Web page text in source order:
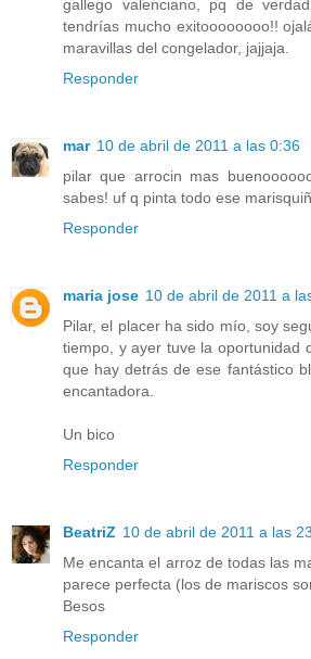
gallego valenciano, pq de
tendrías mucho exitoooooooo!!
maravillas del congelador, jajjaja.
Responder
mar 10 de abril de 2011 a las 0:36
pilar que arrocin mas
sabes! uf q pinta todo ese
Responder
maria jose 10 de abril de 2011 a
Pilar, el placer ha sido mío, soy
tiempo, y ayer tuve la oportunidad
que hay detrás de ese fantástico
encantadora.
Un bico
Responder
BeatriZ 10 de abril de 2011 a las
Me encanta el arroz de todas las
parece perfecta (los de mariscos
Besos
Responder